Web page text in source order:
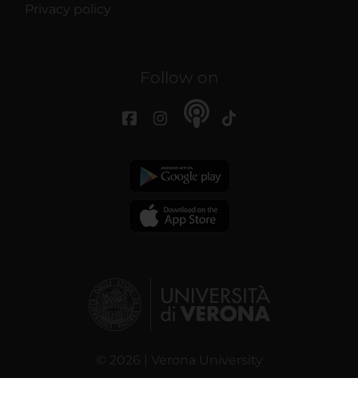
Privacy policy
Follow on
© 2026 | Verona University